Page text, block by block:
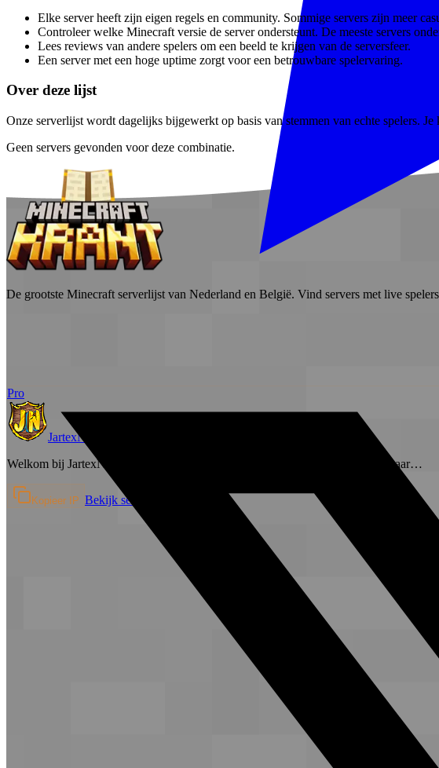
Pro
JartexNetwork
Welkom bij JartexNetwork JartexNetwork is een populaire Minecraft-server waar…
Kopieer IP Bekijk server →
Elke server heeft zijn eigen regels en community. Sommige servers zijn meer
Controleer welke Minecraft versie de server ondersteunt. De meeste servers
Lees reviews van andere spelers om een beeld te krijgen van de serversfeer.
Een server met een hoge uptime zorgt voor een betrouwbare spelervaring.
Over deze lijst
Onze serverlijst wordt dagelijks bijgewerkt op basis van stemmen van echte spelers.
Geen servers gevonden voor deze combinatie.
De grootste Minecraft serverlijst van Nederland en België. Vind servers met live